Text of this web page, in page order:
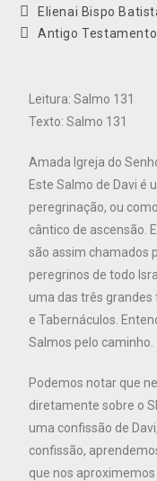
Elienai Bispo
Antigo Testamento
Leitura: Salmo 131
Texto: Salmo 131
Amada Igreja do
Este Salmo de Davi é
peregrinação, ou
cântico de ascensão.
são assim chamados
peregrinos de todo
uma das três grandes
e Tabernáculos.
Salmos pelo caminho.
Podemos notar que
diretamente sobre o
uma confissão de
confissão,
que nos aproximemos